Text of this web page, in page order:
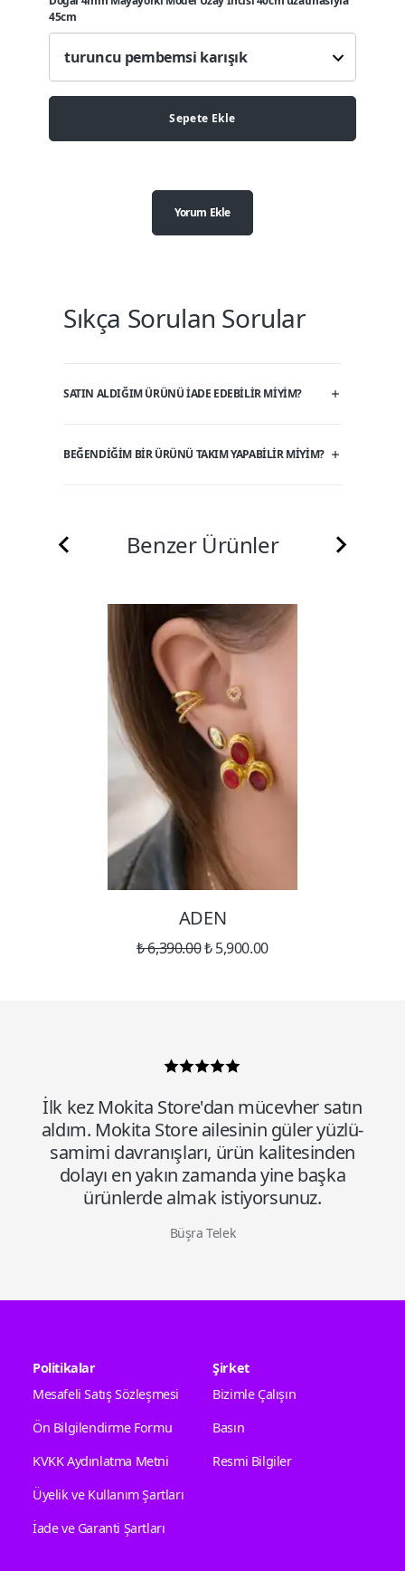
45cm
Sepete Ekle
Yorum Ekle
Sıkça Sorulan Sorular
SATIN ALDIĞIM ÜRÜNÜ IADE EDEBILIR MIYIM?
BEĞENDIĞIM BIR ÜRÜNÜ TAKIM YAPABILIR MIYIM?
Benzer Ürünler
ADEN
₺ 6,390.00₺ 5,900.00
İlk kez Mokita Store'dan mücevher satın
aldım. Mokita Store ailesinin güler yüzlü-
samimi davranışları, ürün kalitesinden
dolayı en yakın zamanda yine başka
ürünlerde almak istiyorsunuz.
Büşra Telek
Politikalar
Mesafeli Satış Sözleşmesi
Ön Bilgilendirme Formu
KVKK Aydınlatma Metni
Üyelik ve Kullanım Şartları
İade ve Garanti Şartları
Şirket
Bizimle Çalışın
Basın
Resmi Bilgiler